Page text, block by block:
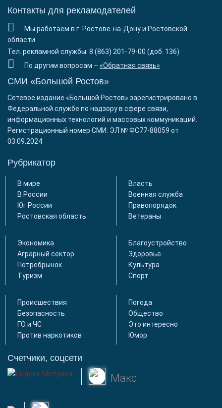
Контакты для рекламодателей
Мы работаем в г. Ростове-на-Дону и Ростовской
области
Тел. рекламной службы: 8 (863) 201-79-00 (доб. 136)
По другим вопросам – «Обратная связь»
СМИ «Большой Ростов»
Сетевое издание «Большой Ростов» зарегистрировано в
Федеральной службе по надзору в сфере связи,
информационных технологий и массовых коммуникаций.
Регистрационный номер СМИ: ЭЛ № ФС77-88059 от
03.09.2024
Рубрикатор
В мире
В России
Юг России
Ростовская область
Власть
Военная служба
Правопорядок
Ветераны
Экономика
Аграрный сектор
Потребрынок
Туризм
Благоустройство
Здоровье
Культура
Спорт
Происшествия
Безопасность
ГО и ЧС
Против наркотиков
Погода
Общество
Это интересно
Юмор
Счетчики, соцсети
Макс